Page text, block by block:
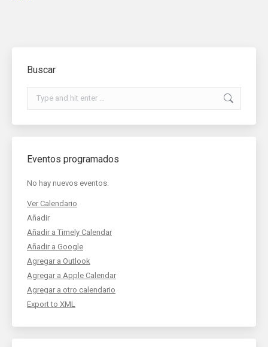
Buscar
Search:
Eventos programados
No hay nuevos eventos.
Ver Calendario
Añadir
Añadir a Timely Calendar
Añadir a Google
Agregar a Outlook
Agregar a Apple Calendar
Agregar a otro calendario
Export to XML